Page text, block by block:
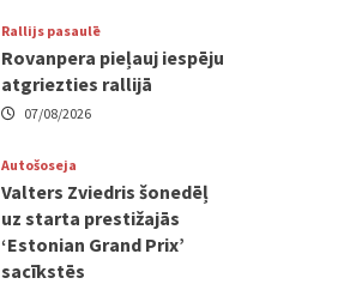
Rallijs pasaulē
Rovanpera pieļauj iespēju
atgriezties rallijā
07/08/2026
Autošoseja
Valters Zviedris šonedēļ
uz starta prestižajās
‘Estonian Grand Prix’
sacīkstēs